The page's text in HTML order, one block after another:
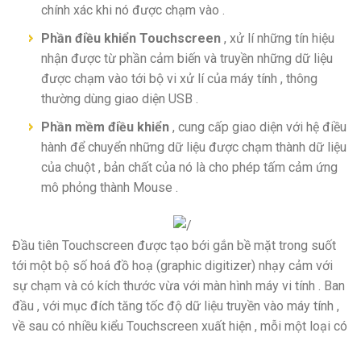
chính xác khi nó được chạm vào .
Phần điều khiển Touchscreen, xử lí những tín hiệu
nhận được từ phần cảm biến và truyền những dữ liệu
được chạm vào tới bộ vi xử lí của máy tính , thông
thường dùng giao diện USB .
Phần mềm điều khiển, cung cấp giao diện với hệ điều
hành để chuyển những dữ liệu được chạm thành dữ liệu
của chuột , bản chất của nó là cho phép tấm cảm ứng
mô phỏng thành Mouse .
Đầu tiên Touchscreen được tạo bới gắn bề mặt trong suốt
tới một bộ số hoá đồ hoạ (graphic digitizer) nhạy cảm với
sự chạm và có kích thước vừa với màn hình máy vi tính . Ban
đầu , với mục đích tăng tốc độ dữ liệu truyền vào máy tính ,
về sau có nhiều kiểu Touchscreen xuất hiện , mỗi một loại có